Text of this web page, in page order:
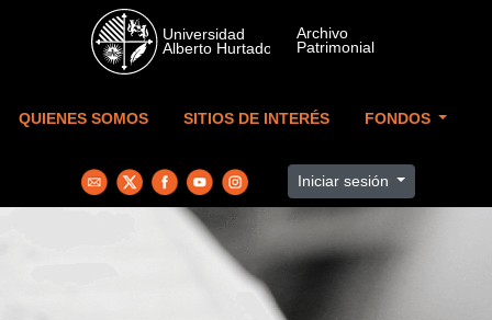
Skip to main content
QUIENES SOMOS SITIOS DE INTERÉS FONDOS
Iniciar sesión